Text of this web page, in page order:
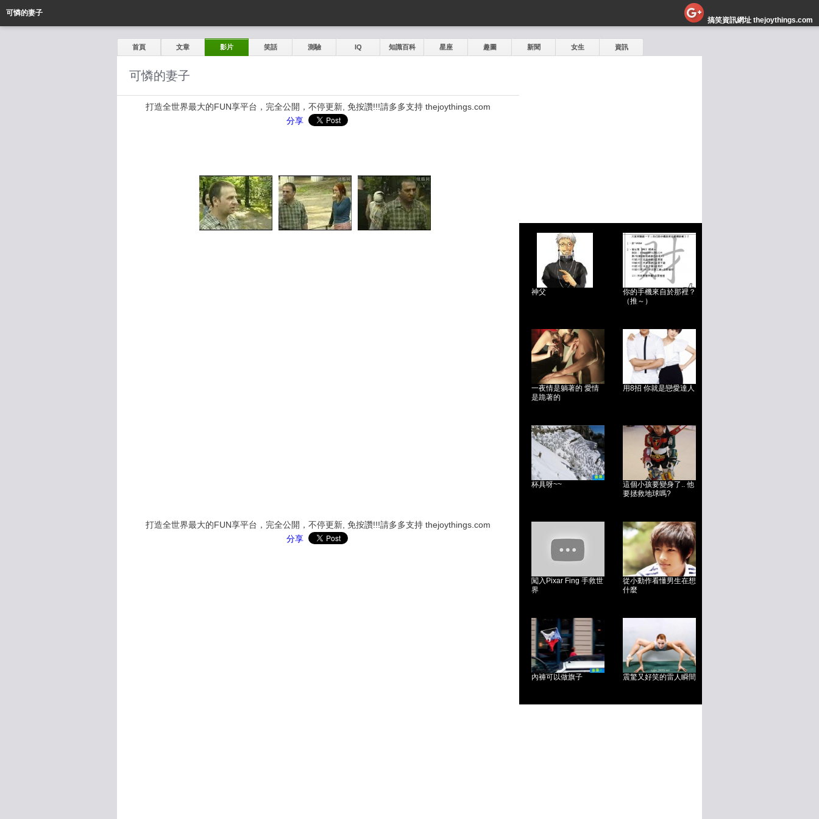
可憐的妻子
搞笑資訊網址 thejoythings.com
首頁 文章 影片 笑話 測驗 IQ 知識百科 星座 趣圖 新聞 女生 資訊
神父
你的手機來自於那裡？
（推～）
一夜情是躺著的 愛情
是跪著的
用8招 你就是戀愛達人
杯具呀~~
這個小孩要變身了.. 他
要拯救地球嗎?
闖入Pixar Fing 手救世
界
從小動作看懂男生在想
什麼
內褲可以做旗子 震驚又好笑的雷人瞬間
可憐的妻子
打造全世界最大的FUN享平台，完全公開，不停更新, 免按讚!!!請多多支持 thejoythings.com
分享
打造全世界最大的FUN享平台，完全公開，不停更新, 免按讚!!!請多多支持 thejoythings.com
分享